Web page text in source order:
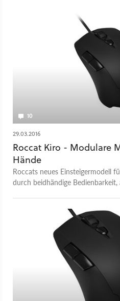
10
29.03.2016
Roccat Kiro - Modulare
Hände
Roccats neues Einsteigermodell
durch beidhändige